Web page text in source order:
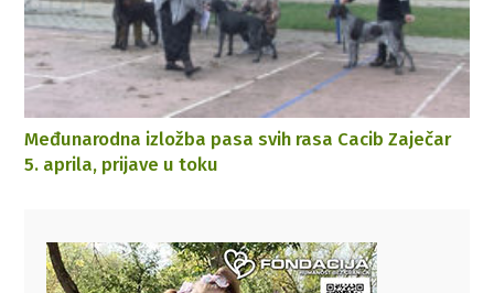
Međunarodna izložba pasa svih rasa Cacib Zaječar
5. aprila, prijave u toku